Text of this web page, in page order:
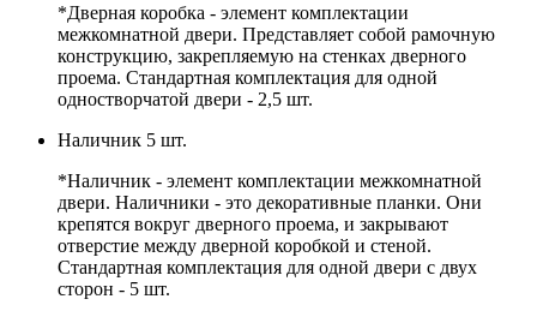
*Дверная коробка - элемент комплектации
межкомнатной двери. Представляет собой рамочную
конструкцию, закрепляемую на стенках дверного
проема. Стандартная комплектация для одной
одностворчатой двери - 2,5 шт.
Наличник 5 шт.
*Наличник - элемент комплектации межкомнатной
двери. Наличники - это декоративные планки. Они
крепятся вокруг дверного проема, и закрывают
отверстие между дверной коробкой и стеной.
Стандартная комплектация для одной двери с двух
сторон - 5 шт.